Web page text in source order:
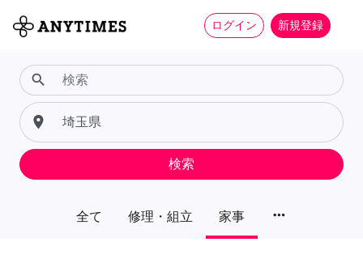
ログイン 新規登録
全て 修理・組立 家事 more_horiz
search
place
検索